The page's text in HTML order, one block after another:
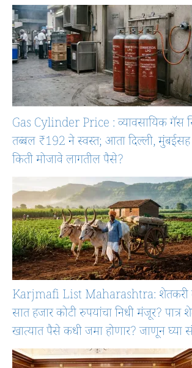
Gas Cylinder Price : व्यावसायिक गॅस
तब्बल ₹192 ने स्वस्त; आता दिल्ली, मुंबईसह
किती मोजावे लागतील पैसे?
Karjmafi List Maharashtra: शेतकरी
सात हजार कोटी रुपयांचा निधी मंजूर? पात्र
खात्यात पैसे कधी जमा होणार? जाणून घ्या